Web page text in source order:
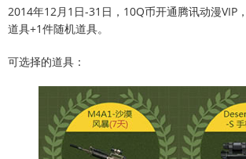
2014年12月1日-31日，10Q币开通腾讯动漫VIP
道具+1件随机道具。
可选择的道具：